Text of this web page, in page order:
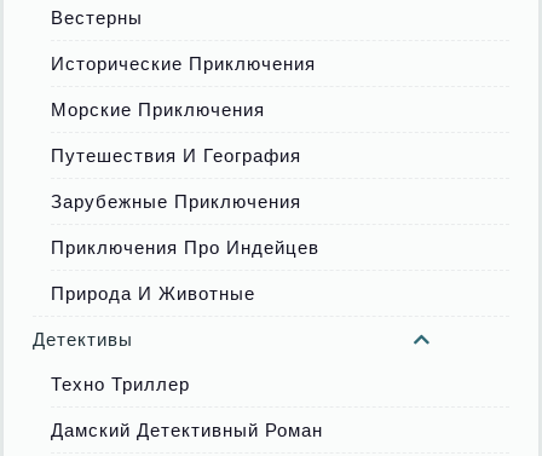
Вестерны
Исторические Приключения
Морские Приключения
Путешествия И География
Зарубежные Приключения
Приключения Про Индейцев
Природа И Животные
Детективы
Техно Триллер
Дамский Детективный Роман